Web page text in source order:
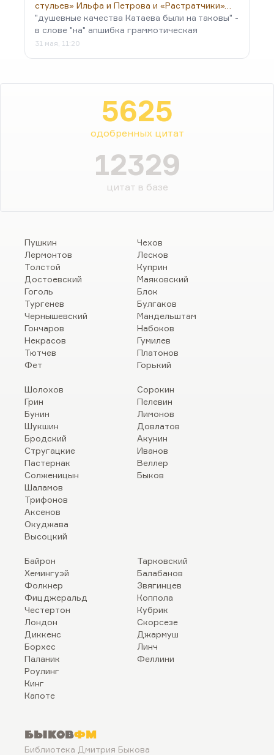
стульев» Ильфа и Петрова и «Растратчики»…
"душевные качества Катаева были на таковы" -
в слове "на" апшибка граммотическая
31 мая, 11:20
5625
одобренных цитат
12329
цитат в базе
Пушкин
Лермонтов
Толстой
Достоевский
Гоголь
Тургенев
Чернышевский
Гончаров
Некрасов
Тютчев
Фет
Чехов
Лесков
Куприн
Маяковский
Блок
Булгаков
Мандельштам
Набоков
Гумилев
Платонов
Горький
Шолохов
Грин
Бунин
Шукшин
Бродский
Стругацкие
Пастернак
Солженицын
Шаламов
Трифонов
Аксенов
Окуджава
Высоцкий
Сорокин
Пелевин
Лимонов
Довлатов
Акунин
Иванов
Веллер
Быков
Байрон
Хемингуэй
Фолкнер
Фицджеральд
Честертон
Лондон
Диккенс
Борхес
Паланик
Роулинг
Кинг
Капоте
Тарковский
Балабанов
Звягинцев
Коппола
Кубрик
Скорсезе
Джармуш
Линч
Феллини
БыковФМ
Библиотека Дмитрия Быкова